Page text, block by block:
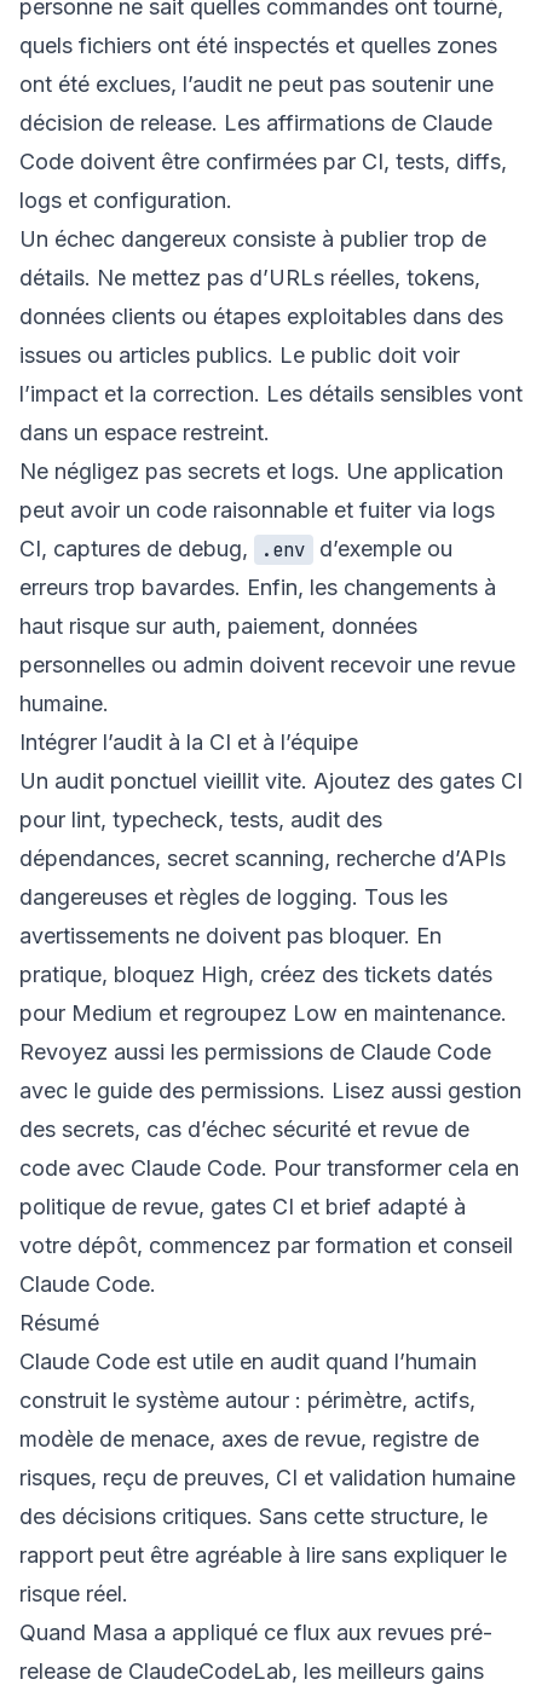
personne ne sait quelles commandes ont tourné,
quels fichiers ont été inspectés et quelles zones
ont été exclues, l’audit ne peut pas soutenir une
décision de release. Les affirmations de Claude
Code doivent être confirmées par CI, tests, diffs,
logs et configuration.
Un échec dangereux consiste à publier trop de
détails. Ne mettez pas d’URLs réelles, tokens,
données clients ou étapes exploitables dans des
issues ou articles publics. Le public doit voir
l’impact et la correction. Les détails sensibles vont
dans un espace restreint.
Ne négligez pas secrets et logs. Une application
peut avoir un code raisonnable et fuiter via logs
CI, captures de debug,
.env
d’exemple ou
erreurs trop bavardes. Enfin, les changements à
haut risque sur auth, paiement, données
personnelles ou admin doivent recevoir une revue
humaine.
Intégrer l’audit à la CI et à l’équipe
Un audit ponctuel vieillit vite. Ajoutez des gates CI
pour lint, typecheck, tests, audit des
dépendances, secret scanning, recherche d’APIs
dangereuses et règles de logging. Tous les
avertissements ne doivent pas bloquer. En
pratique, bloquez High, créez des tickets datés
pour Medium et regroupez Low en maintenance.
Revoyez aussi les permissions de Claude Code
avec le guide des permissions. Lisez aussi gestion
des secrets, cas d’échec sécurité et revue de
code avec Claude Code. Pour transformer cela en
politique de revue, gates CI et brief adapté à
votre dépôt, commencez par formation et conseil
Claude Code.
Résumé
Claude Code est utile en audit quand l’humain
construit le système autour : périmètre, actifs,
modèle de menace, axes de revue, registre de
risques, reçu de preuves, CI et validation humaine
des décisions critiques. Sans cette structure, le
rapport peut être agréable à lire sans expliquer le
risque réel.
Quand Masa a appliqué ce flux aux revues pré-
release de ClaudeCodeLab, les meilleurs gains